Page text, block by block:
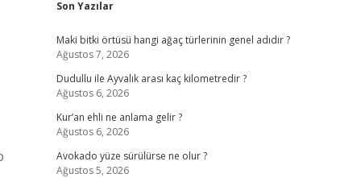
Son Yazılar
Maki bitki örtüsü hangi ağaç türlerinin genel adıdır ?
Ağustos 7, 2026
Dudullu ile Ayvalık arası kaç kilometredir ?
Ağustos 6, 2026
Kur’an ehli ne anlama gelir ?
Ağustos 6, 2026
Avokado yüze sürülürse ne olur ?
Ağustos 5, 2026